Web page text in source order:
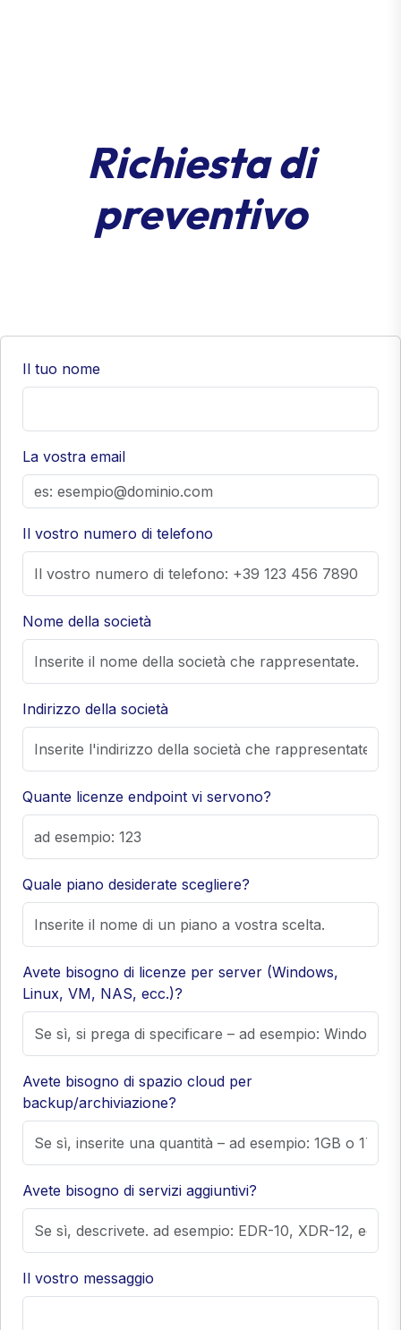
Richiesta di
preventivo
Il tuo nome
La vostra email
Il vostro numero di telefono
Nome della società
Indirizzo della società
Quante licenze endpoint vi servono?
Quale piano desiderate scegliere?
Avete bisogno di licenze per server (Windows,
Linux, VM, NAS, ecc.)?
Avete bisogno di spazio cloud per
backup/archiviazione?
Avete bisogno di servizi aggiuntivi?
Il vostro messaggio